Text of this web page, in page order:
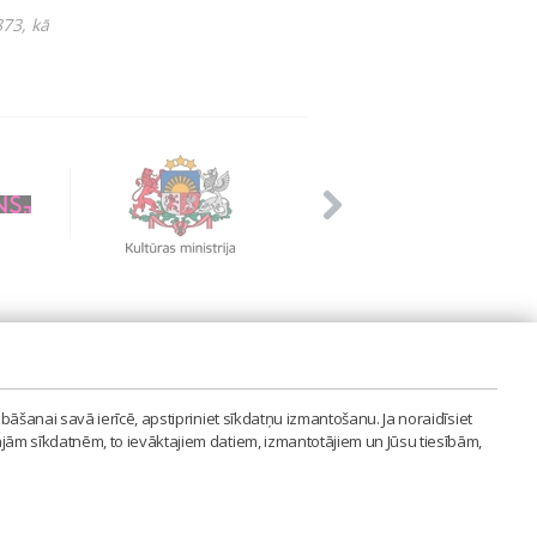
kā
savā ierīcē, apstipriniet sīkdatņu izmantošanu. Ja noraidīsiet
sīkdatnēm, to ievāktajiem datiem, izmantotājiem un Jūsu tiesībām,